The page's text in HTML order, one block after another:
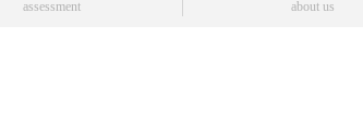
assessment about us